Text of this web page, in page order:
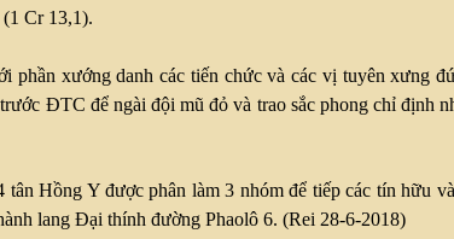
(1 Cr 13,1).
phần xướng danh các tiến chức và các vị tuyên xưng
ĐTC để ngài đội mũ đỏ và trao sắc phong chỉ định
Hồng Y được phân làm 3 nhóm để tiếp các tín hữu
lang Đại thính đường Phaolô 6. (Rei 28-6-2018)